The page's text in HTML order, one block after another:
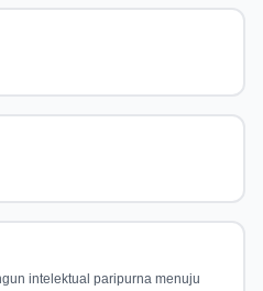
intelektual paripurna menuju